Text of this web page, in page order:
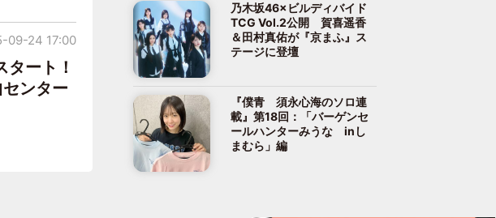
ート！
ンター
09-24 17:00
乃木坂46×ビルディバイド
TCG Vol.2公開 賀喜遥香
＆田村真佑が『京まふ』ス
テージに登壇
『僕青 須永心海のソロ連
載』第18回：「バーゲンセ
ールハンターみうな inし
まむら」編